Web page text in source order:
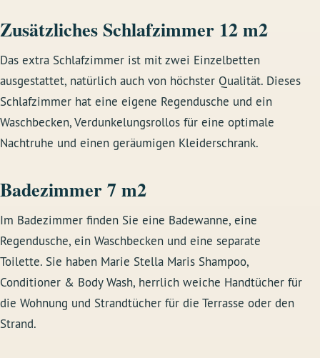
Zusätzliches Schlafzimmer 12 m2
Das extra Schlafzimmer ist mit zwei Einzelbetten
ausgestattet, natürlich auch von höchster Qualität. Dieses
Schlafzimmer hat eine eigene Regendusche und ein
Waschbecken, Verdunkelungsrollos für eine optimale
Nachtruhe und einen geräumigen Kleiderschrank.
Badezimmer 7 m2
Im Badezimmer finden Sie eine Badewanne, eine
Regendusche, ein Waschbecken und eine separate
Toilette. Sie haben Marie Stella Maris Shampoo,
Conditioner & Body Wash, herrlich weiche Handtücher für
die Wohnung und Strandtücher für die Terrasse oder den
Strand.